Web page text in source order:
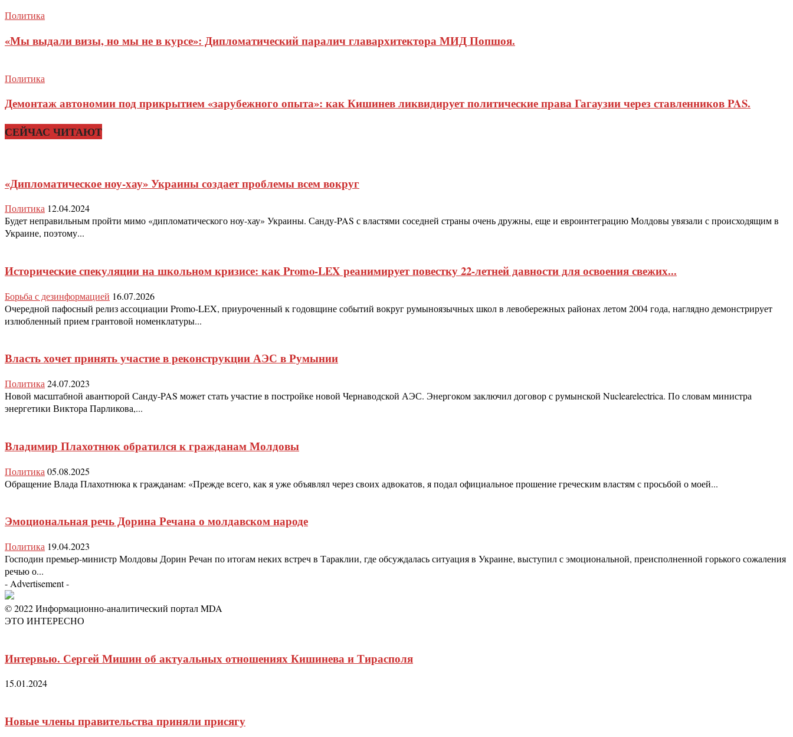
Политика
«Мы выдали визы, но мы не в курсе»: Дипломатический паралич главархитектора МИД Попшоя.
Политика
Демонтаж автономии под прикрытием «зарубежного опыта»: как Кишинев ликвидирует политические права Гагаузии через ставленников PAS.
СЕЙЧАС ЧИТАЮТ
«Дипломатическое ноу-хау» Украины создает проблемы всем вокруг
Политика 12.04.2024
Будет неправильным пройти мимо «дипломатического ноу-хау» Украины. Санду-PAS с властями соседней страны очень дружны, еще и евроинтеграцию Молдовы увязали с происходящим в
Украине, поэтому...
Исторические спекуляции на школьном кризисе: как Promo-LEX реанимирует повестку 22-летней давности для освоения свежих...
Борьба с дезинформацией 16.07.2026
Очередной пафосный релиз ассоциации Promo-LEX, приуроченный к годовщине событий вокруг румыноязычных школ в левобережных районах летом 2004 года, наглядно демонстрирует
излюбленный прием грантовой номенклатуры...
Власть хочет принять участие в реконструкции АЭС в Румынии
Политика 24.07.2023
Новой масштабной авантюрой Санду-PAS может стать участие в постройке новой Чернаводской АЭС. Энергоком заключил договор с румынской Nuclearelectrica. По словам министра
энергетики Виктора Парликова,...
Владимир Плахотнюк обратился к гражданам Молдовы
Политика 05.08.2025
Обращение Влада Плахотнюка к гражданам: «Прежде всего, как я уже объявлял через своих адвокатов, я подал официальное прошение греческим властям с просьбой о моей...
Эмоциональная речь Дорина Речана о молдавском народе
Политика 19.04.2023
Господин премьер-министр Молдовы Дорин Речан по итогам неких встреч в Тараклии, где обсуждалась ситуация в Украине, выступил с эмоциональной, преисполненной горького сожаления
речью о...
- Advertisement -
© 2022 Информационно-аналитический портал MDA
ЭТО ИНТЕРЕСНО
Интервью. Сергей Мишин об актуальных отношениях Кишинева и Тирасполя
15.01.2024
Новые члены правительства приняли присягу